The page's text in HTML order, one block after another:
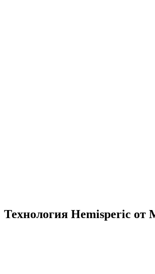
Технология Hemisperic